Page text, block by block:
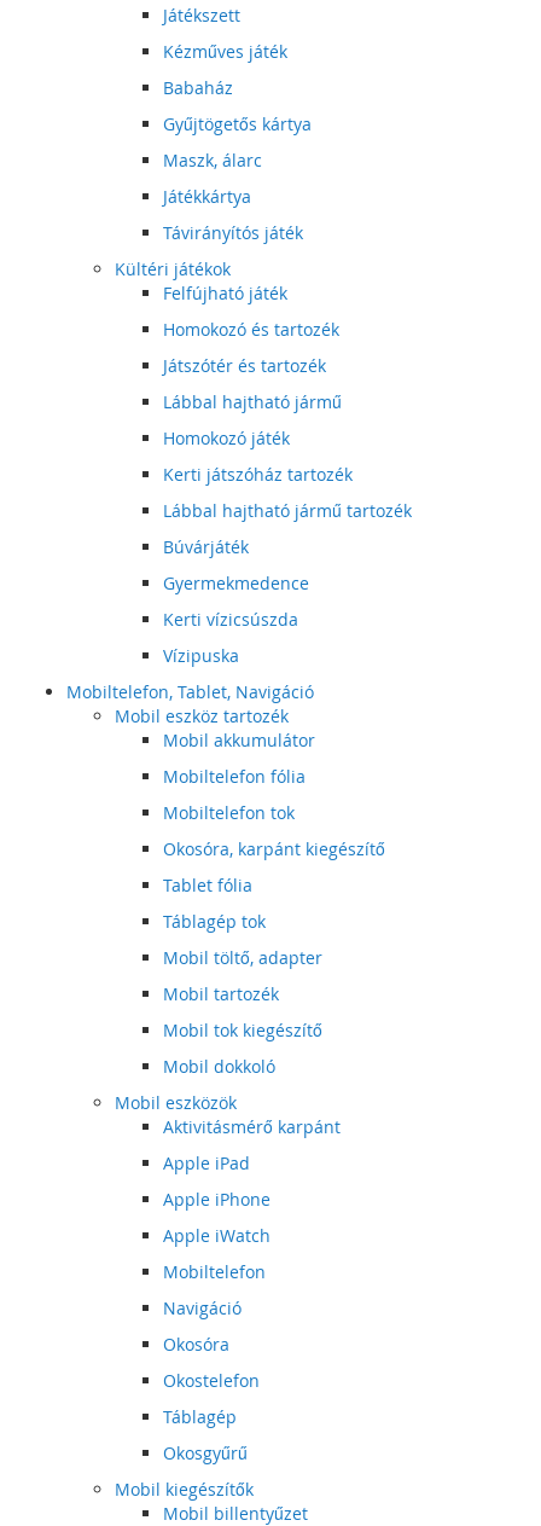
Játékszett
Kézműves játék
Babaház
Gyűjtögetős kártya
Maszk, álarc
Játékkártya
Távirányítós játék
Kültéri játékok
Felfújható játék
Homokozó és tartozék
Játszótér és tartozék
Lábbal hajtható jármű
Homokozó játék
Kerti játszóház tartozék
Lábbal hajtható jármű tartozék
Búvárjáték
Gyermekmedence
Kerti vízicsúszda
Vízipuska
Mobiltelefon, Tablet, Navigáció
Mobil eszköz tartozék
Mobil akkumulátor
Mobiltelefon fólia
Mobiltelefon tok
Okosóra, karpánt kiegészítő
Tablet fólia
Táblagép tok
Mobil töltő, adapter
Mobil tartozék
Mobil tok kiegészítő
Mobil dokkoló
Mobil eszközök
Aktivitásmérő karpánt
Apple iPad
Apple iPhone
Apple iWatch
Mobiltelefon
Navigáció
Okosóra
Okostelefon
Táblagép
Okosgyűrű
Mobil kiegészítők
Mobil billentyűzet